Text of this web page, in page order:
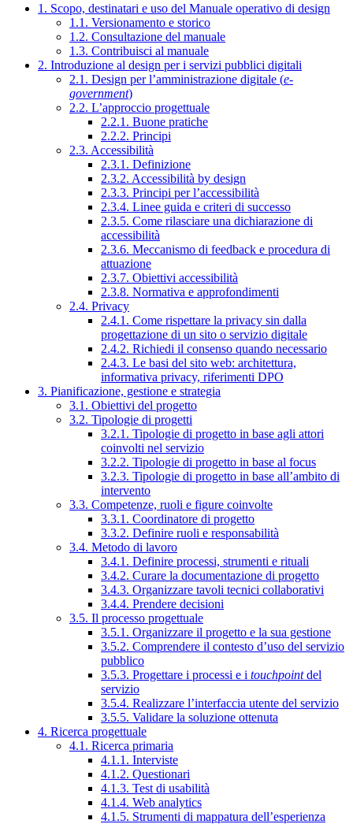
1. Scopo, destinatari e uso del Manuale operativo di design
1.1. Versionamento e storico
1.2. Consultazione del manuale
1.3. Contribuisci al manuale
2. Introduzione al design per i servizi pubblici digitali
2.1. Design per l’amministrazione digitale (e-
government)
2.2. L’approccio progettuale
2.2.1. Buone pratiche
2.2.2. Principi
2.3. Accessibilità
2.3.1. Definizione
2.3.2. Accessibilità by design
2.3.3. Principi per l’accessibilità
2.3.4. Linee guida e criteri di successo
2.3.5. Come rilasciare una dichiarazione di
accessibilità
2.3.6. Meccanismo di feedback e procedura di
attuazione
2.3.7. Obiettivi accessibilità
2.3.8. Normativa e approfondimenti
2.4. Privacy
2.4.1. Come rispettare la privacy sin dalla
progettazione di un sito o servizio digitale
2.4.2. Richiedi il consenso quando necessario
2.4.3. Le basi del sito web: architettura,
informativa privacy, riferimenti DPO
3. Pianificazione, gestione e strategia
3.1. Obiettivi del progetto
3.2. Tipologie di progetti
3.2.1. Tipologie di progetto in base agli attori
coinvolti nel servizio
3.2.2. Tipologie di progetto in base al focus
3.2.3. Tipologie di progetto in base all’ambito di
intervento
3.3. Competenze, ruoli e figure coinvolte
3.3.1. Coordinatore di progetto
3.3.2. Definire ruoli e responsabilità
3.4. Metodo di lavoro
3.4.1. Definire processi, strumenti e rituali
3.4.2. Curare la documentazione di progetto
3.4.3. Organizzare tavoli tecnici collaborativi
3.4.4. Prendere decisioni
3.5. Il processo progettuale
3.5.1. Organizzare il progetto e la sua gestione
3.5.2. Comprendere il contesto d’uso del servizio
pubblico
3.5.3. Progettare i processi e i touchpointdel
servizio
3.5.4. Realizzare l’interfaccia utente del servizio
3.5.5. Validare la soluzione ottenuta
4. Ricerca progettuale
4.1. Ricerca primaria
4.1.1. Interviste
4.1.2. Questionari
4.1.3. Test di usabilità
4.1.4. Web analytics
4.1.5. Strumenti di mappatura dell’esperienza